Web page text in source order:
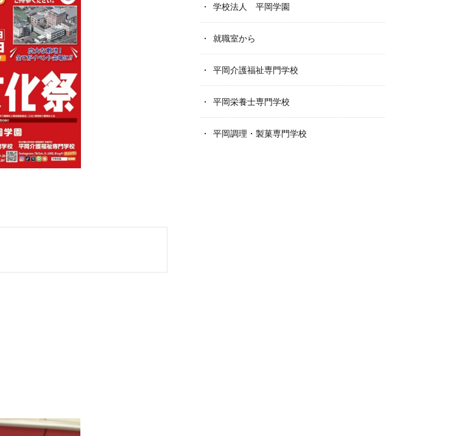
学校法人 平岡学園
就職室から
平岡介護福祉専門学校
平岡栄養士専門学校
平岡調理・製菓専門学校